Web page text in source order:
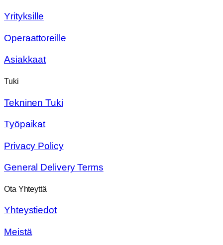
Yrityksille
Operaattoreille
Asiakkaat
Tuki
Tekninen Tuki
Työpaikat
Privacy Policy
General Delivery Terms
Ota Yhteyttä
Yhteystiedot
Meistä